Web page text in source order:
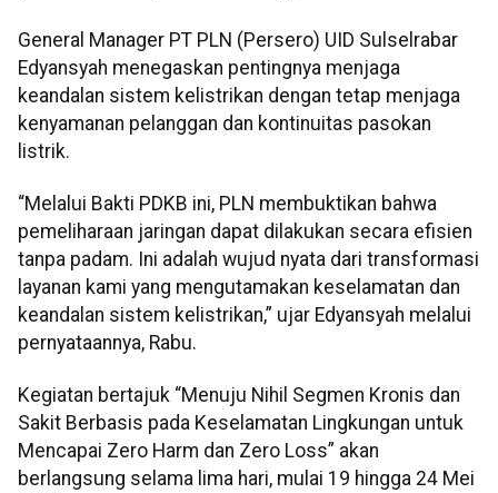
General Manager PT PLN (Persero) UID Sulselrabar
Edyansyah menegaskan pentingnya menjaga
keandalan sistem kelistrikan dengan tetap menjaga
kenyamanan pelanggan dan kontinuitas pasokan
listrik.
“Melalui Bakti PDKB ini, PLN membuktikan bahwa
pemeliharaan jaringan dapat dilakukan secara efisien
tanpa padam. Ini adalah wujud nyata dari transformasi
layanan kami yang mengutamakan keselamatan dan
keandalan sistem kelistrikan,” ujar Edyansyah melalui
pernyataannya, Rabu.
Kegiatan bertajuk “Menuju Nihil Segmen Kronis dan
Sakit Berbasis pada Keselamatan Lingkungan untuk
Mencapai Zero Harm dan Zero Loss” akan
berlangsung selama lima hari, mulai 19 hingga 24 Mei